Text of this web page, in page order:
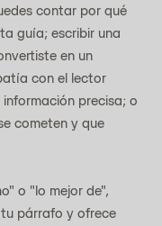
contar por qué
guía; escribir una
en un
con el lector
precisa; o
cometen y que
o "lo mejor de",
párrafo y ofrece